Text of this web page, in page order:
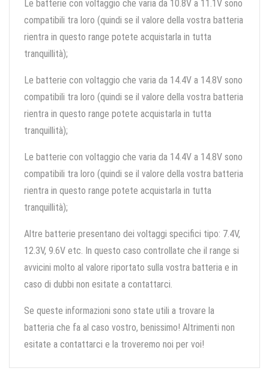
Le batterie con voltaggio che varia da 10.8V a 11.1V sono
compatibili tra loro (quindi se il valore della vostra batteria
rientra in questo range potete acquistarla in tutta
tranquillità);
Le batterie con voltaggio che varia da 14.4V a 14.8V sono
compatibili tra loro (quindi se il valore della vostra batteria
rientra in questo range potete acquistarla in tutta
tranquillità);
Le batterie con voltaggio che varia da 14.4V a 14.8V sono
compatibili tra loro (quindi se il valore della vostra batteria
rientra in questo range potete acquistarla in tutta
tranquillità);
Altre batterie presentano dei voltaggi specifici tipo: 7.4V,
12.3V, 9.6V etc. In questo caso controllate che il range si
avvicini molto al valore riportato sulla vostra batteria e in
caso di dubbi non esitate a contattarci.
Se queste informazioni sono state utili a trovare la
batteria che fa al caso vostro, benissimo! Altrimenti non
esitate a contattarci e la troveremo noi per voi!